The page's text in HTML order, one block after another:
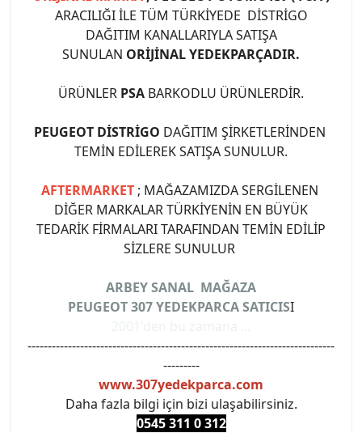
ARACILIĞI İLE TÜM TÜRKİYEDE DİSTRİGO
DAĞITIM KANALLARIYLA SATIŞA
SUNULAN ORİJİNAL YEDEKPARÇADIR.
ÜRÜNLER PSA BARKODLU ÜRÜNLERDİR.
PEUGEOT DİSTRİGO DAĞITIM ŞİRKETLERİNDEN
TEMİN EDİLEREK SATIŞA SUNULUR.
AFTERMARKET ; MAĞAZAMIZDA SERGİLENEN
DİĞER MARKALAR TÜRKİYENİN EN BÜYÜK
TEDARİK FİRMALARI TARAFINDAN TEMİN EDİLİP
SİZLERE SUNULUR
ARBEY SANAL MAĞAZA
PEUGEOT 307 YEDEKPARCA SATICISI
----------------------------------------------------------------------------
---------
www.307yedekparca.com
Daha fazla bilgi için bizi ulaşabilirsiniz.
0545 311 0 312